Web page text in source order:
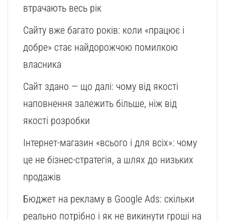
втрачають весь рік
Сайту вже багато років: коли «працює і
добре» стає найдорожчою помилкою
власника
Сайт здано — що далі: чому від якості
наповнення залежить більше, ніж від
якості розробки
Інтернет-магазин «всього і для всіх»: чому
це не бізнес-стратегія, а шлях до низьких
продажів
Бюджет на рекламу в Google Ads: скільки
реально потрібно і як не викинути гроші на